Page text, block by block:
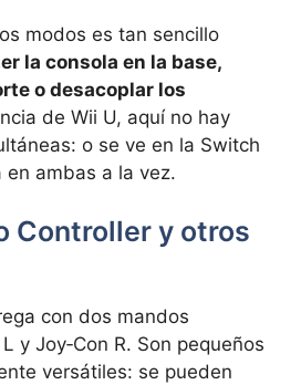
modos es tan sencillo
la consola en la base,
o desacoplar los
de Wii U, aquí no hay
o se ve en la Switch
en ambas a la vez.
Controller y otros
con dos mandos
y Joy‑Con R. Son pequeños
versátiles: se pueden